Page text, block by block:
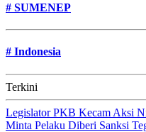
# SUMENEP
# Indonesia
Terkini
Legislator PKB Kecam Aksi
Minta Pelaku Diberi Sanksi